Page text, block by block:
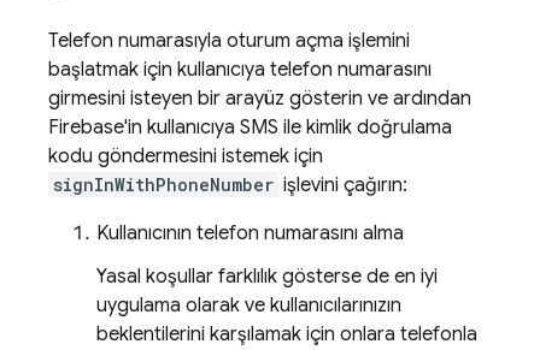
Telefon numarasıyla oturum açma işlemini
başlatmak için kullanıcıya telefon numarasını
girmesini isteyen bir arayüz gösterin ve ardından
Firebase'in kullanıcıya SMS ile kimlik doğrulama
kodu göndermesini istemek için
signInWithPhoneNumber işlevini çağırın:
Kullanıcının telefon numarasını alma
Yasal koşullar farklılık gösterse de en iyi
uygulama olarak ve kullanıcılarınızın
beklentilerini karşılamak için onlara telefonla